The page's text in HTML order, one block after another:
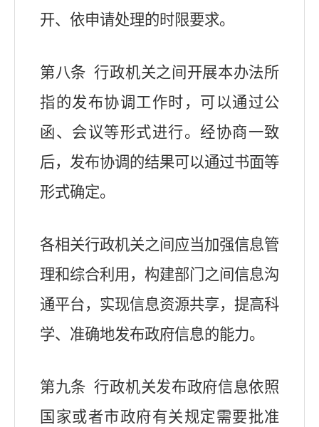
开、依申请处理的时限要求。
第八条 行政机关之间开展本办法所
指的发布协调工作时，可以通过公
函、会议等形式进行。经协商一致
后，发布协调的结果可以通过书面等
形式确定。
各相关行政机关之间应当加强信息管
理和综合利用，构建部门之间信息沟
通平台，实现信息资源共享，提高科
学、准确地发布政府信息的能力。
第九条 行政机关发布政府信息依照
国家或者市政府有关规定需要批准